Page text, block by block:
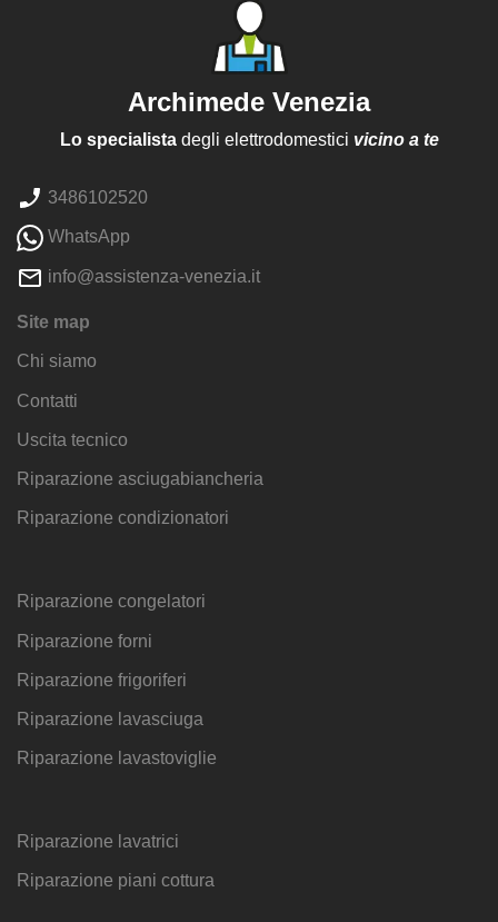
Archimede Venezia
Lo specialistadegli elettrodomestici vicino a te
3486102520
WhatsApp
info@assistenza-venezia.it
Site map
Chi siamo
Contatti
Uscita tecnico
Riparazione asciugabiancheria
Riparazione condizionatori
Riparazione congelatori
Riparazione forni
Riparazione frigoriferi
Riparazione lavasciuga
Riparazione lavastoviglie
Riparazione lavatrici
Riparazione piani cottura